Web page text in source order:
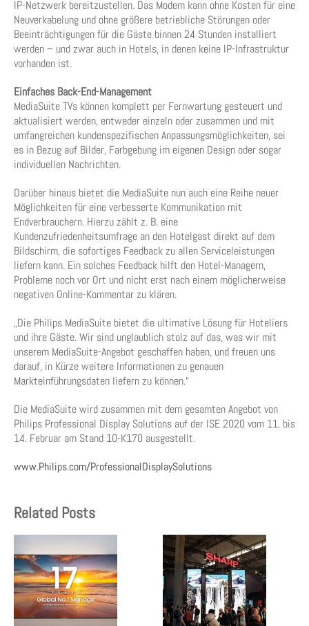
IP-Netzwerk bereitzustellen. Das Modem kann ohne Kosten für eine
Neuverkabelung und ohne größere betriebliche Störungen oder
Beeinträchtigungen für die Gäste binnen 24 Stunden installiert
werden – und zwar auch in Hotels, in denen keine IP-Infrastruktur
vorhanden ist.
Einfaches Back-End-Management
MediaSuite TVs können komplett per Fernwartung gesteuert und
aktualisiert werden, entweder einzeln oder zusammen und mit
umfangreichen kundenspezifischen Anpassungsmöglichkeiten, sei
es in Bezug auf Bilder, Farbgebung im eigenen Design oder sogar
individuellen Nachrichten.
Darüber hinaus bietet die MediaSuite nun auch eine Reihe neuer
Möglichkeiten für eine verbesserte Kommunikation mit
Endverbrauchern. Hierzu zählt z. B. eine
Kundenzufriedenheitsumfrage an den Hotelgast direkt auf dem
Bildschirm, die sofortiges Feedback zu allen Serviceleistungen
liefern kann. Ein solches Feedback hilft den Hotel-Managern,
Probleme noch vor Ort und nicht erst nach einem möglicherweise
negativen Online-Kommentar zu klären.
„Die Philips MediaSuite bietet die ultimative Lösung für Hoteliers
und ihre Gäste. Wir sind unglaublich stolz auf das, was wir mit
unserem MediaSuite-Angebot geschaffen haben, und freuen uns
darauf, in Kürze weitere Informationen zu genauen
Markteinführungsdaten liefern zu können.“
Die MediaSuite wird zusammen mit dem gesamten Angebot von
Philips Professional Display Solutions auf der ISE 2020 vom 11. bis
14. Februar am Stand 10-K170 ausgestellt.
www.Philips.com/ProfessionalDisplaySolutions
Related Posts